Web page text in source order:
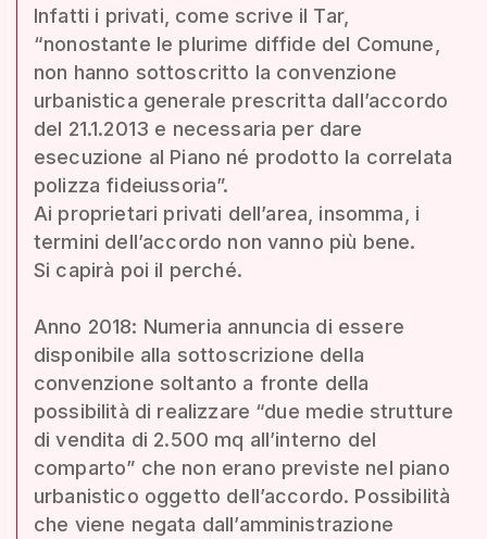
Infatti i privati, come scrive il Tar,
“nonostante le plurime diffide del Comune,
non hanno sottoscritto la convenzione
urbanistica generale prescritta dall’accordo
del 21.1.2013 e necessaria per dare
esecuzione al Piano né prodotto la correlata
polizza fideiussoria”.
Ai proprietari privati dell’area, insomma, i
termini dell’accordo non vanno più bene.
Si capirà poi il perché.
Anno 2018: Numeria annuncia di essere
disponibile alla sottoscrizione della
convenzione soltanto a fronte della
possibilità di realizzare “due medie strutture
di vendita di 2.500 mq all’interno del
comparto” che non erano previste nel piano
urbanistico oggetto dell’accordo. Possibilità
che viene negata dall’amministrazione